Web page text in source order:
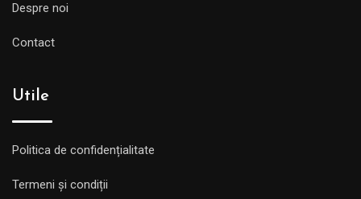
Despre noi
Contact
Utile
Politica de confidențialitate
Termeni și condiții